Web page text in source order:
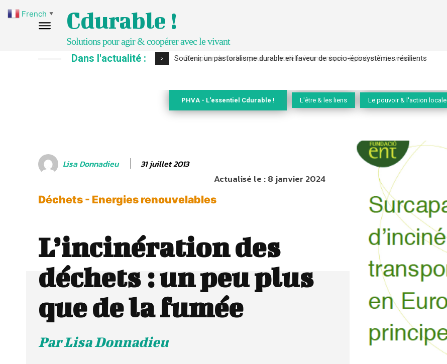
Cdurable !
Solutions pour agir & coopérer avec le vivant
Dans l'actualité : > S’inspirer de l’arbre pour un modèle économique régénératif du vivant …
PHVA - L'essentiel Cdurable ! L'être & les liens Le pouvoir & l'action locale
Lisa Donnadieu 31 juillet 2013
Actualisé le :8 janvier 2024
Déchets - Energies renouvelables
L’incinération des
déchets : un peu plus
que de la fumée
Par Lisa Donnadieu
French ▼